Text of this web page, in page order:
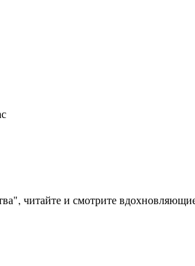
читайте и смотрите